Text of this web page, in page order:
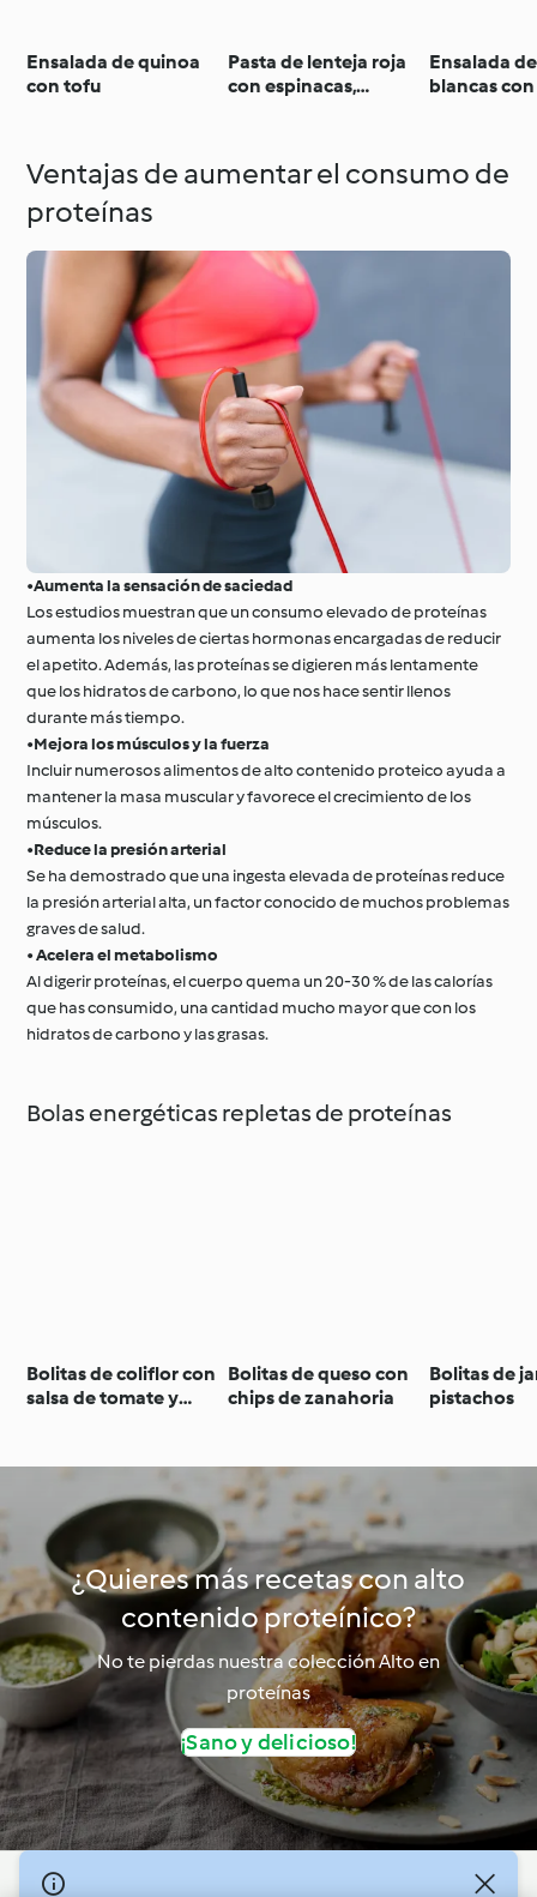
Ensalada de quinoa
con tofu
Pasta de lenteja roja
con espinacas,
Ensalada
blancas
Ventajas de aumentar el consumo de
proteínas
•Aumenta la sensación de saciedad
Los estudios muestran que un consumo elevado de proteínas
aumenta los niveles de ciertas hormonas encargadas de reducir
el apetito. Además, las proteínas se digieren más lentamente
que los hidratos de carbono, lo que nos hace sentir llenos
durante más tiempo.
•Mejora los músculos y la fuerza
Incluir numerosos alimentos de alto contenido proteico ayuda a
mantener la masa muscular y favorece el crecimiento de los
músculos.
•Reduce la presión arterial
Se ha demostrado que una ingesta elevada de proteínas reduce
la presión arterial alta, un factor conocido de muchos problemas
graves de salud.
•Acelera el metabolismo
Al digerir proteínas, el cuerpo quema un 20-30 % de las calorías
que has consumido, una cantidad mucho mayor que con los
hidratos de carbono y las grasas.
Bolas energéticas repletas de proteínas
Bolitas de coliflor con
salsa de tomate y
Bolitas de queso con
chips de zanahoria
Bolitas de
pistachos
¿Quieres más recetas con alto
contenido proteínico?
No te pierdas nuestra colección Alto en
proteínas
¡Sano y delicioso!